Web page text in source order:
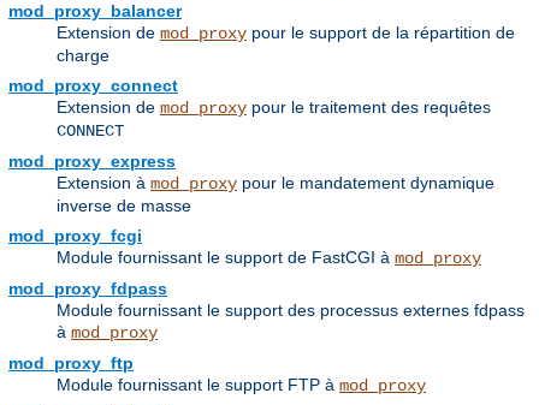
mod_proxy_balancer
Extension de mod_proxy pour le support de la répartition de
charge
mod_proxy_connect
Extension de mod_proxy pour le traitement des requêtes
CONNECT
mod_proxy_express
Extension à mod_proxy pour le mandatement dynamique
inverse de masse
mod_proxy_fcgi
Module fournissant le support de FastCGI à mod_proxy
mod_proxy_fdpass
Module fournissant le support des processus externes fdpass
à mod_proxy
mod_proxy_ftp
Module fournissant le support FTP à mod_proxy